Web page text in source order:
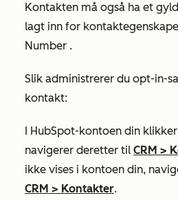
Kontakten må også ha et
lagt inn for
Number .
Slik administrerer du opt-in-
kontakt:
I HubSpot-kontoen din
navigerer deretter til CRM >
ikke vises i kontoen din,
CRM > Kontakter.